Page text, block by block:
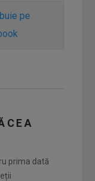
pe
prima dată